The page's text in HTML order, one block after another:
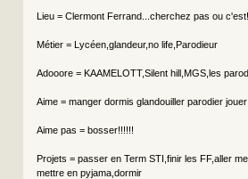
Lieu = Clermont Ferrand...cherchez pas ou c'est!
Métier = Lycéen,glandeur,no life,Parodieur
Adooore = KAAMELOTT,Silent hill,MGS,les
Aime = manger dormis glandouiller parodier
Aime pas = bosser!!!!!!
Projets = passer en Term STI,finir les FF,aller
mettre en pyjama,dormir